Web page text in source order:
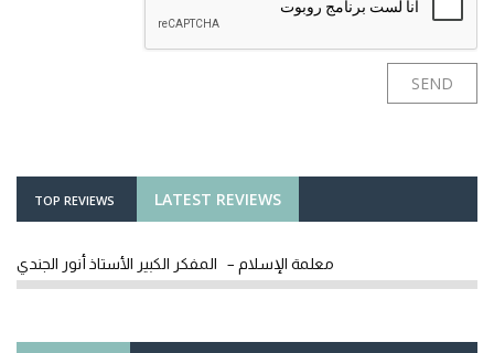
LATEST REVIEWS
TOP REVIEWS
معلمة الإسلام – المفكر الكبير الأستاذ أنور الجندي